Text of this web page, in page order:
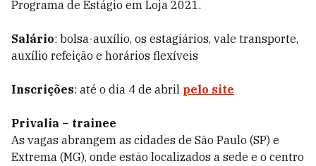
Programa de Estágio em Loja 2021.
Salário: bolsa-auxílio, os estagiários, vale transporte,
auxílio refeição e horários flexíveis
Inscrições: até o dia 4 de abril pelo site
Privalia – trainee
As vagas abrangem as cidades de São Paulo (SP) e
Extrema (MG), onde estão localizados a sede e o centro